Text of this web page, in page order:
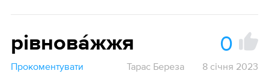
рівновáжжя 0
Прокоментувати Тарас Береза 8 січня 2023